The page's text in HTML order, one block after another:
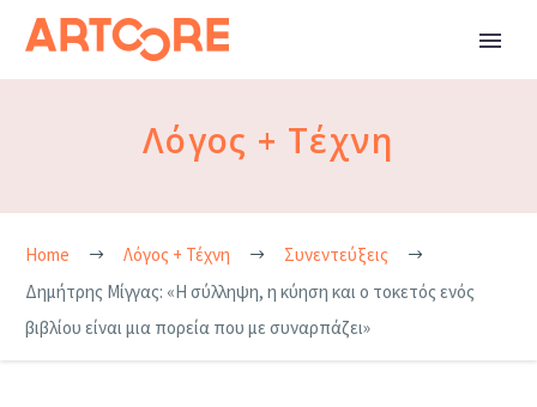
Λόγος + Τέχνη
Home Λόγος + Τέχνη
Συνεντεύξεις
Δημήτρης Μίγγας: «Η σύλληψη, η κύηση και ο τοκετός ενός
βιβλίου είναι μια πορεία που με συναρπάζει»